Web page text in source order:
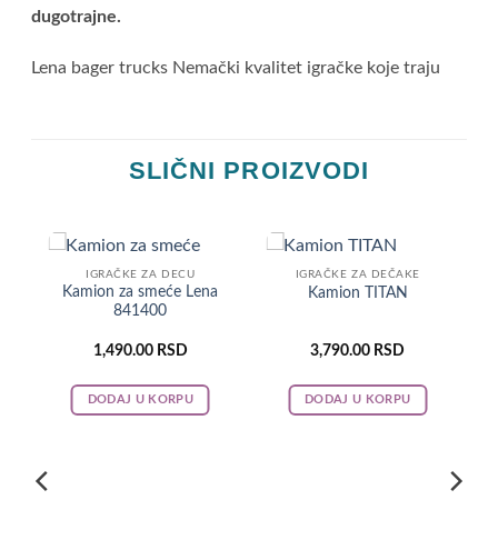
dugotrajne.
Lena bager trucks Nemački kvalitet igračke koje traju
SLIČNI PROIZVODI
IGRAČKE ZA DECU
Kamion za smeće Lena
841400
1,490.00 RSD
DODAJ U KORPU
IGRAČKE ZA DEČAKE
Kamion TITAN
3,790.00 RSD
DODAJ U KORPU